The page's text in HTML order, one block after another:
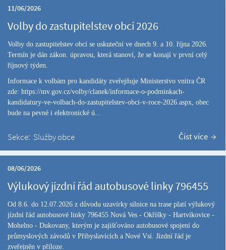
11/06/2026
Volby do zastupitelstev obcí 2026
Volby do zastupitelstev obcí se uskuteční ve dnech 9. a 10. října 2026.
Termín je dán zákon. úpravou, která stanoví, že se konají v první celý
říjnový týden.
Informace k volbám pro kandidáty zveřejňuje Ministerstvo vnitra ČR
zde: https://mv.gov.cz/volby/clanek/informace-o-podminkach-
kandidatury-ve-volbach-do-zastupitelstev-obci-v-roce-2026.aspx , obec
bude na pevné i elektronické ú...
Sekce: Služby obce Číst více
08/06/2026
Výlukový jízdní řád autobusové linky 796455
Od 8.6. do 12.07.2026 z důvodu uzavírky silnice na trase platí výlukový
jízdní řád autobusové linky 796455 Nová Ves - Okříšky - Hartvíkovice -
Mohelno - Dukovany, kterým je zajišťováno autobusové spojení do
průmyslových závodů v Přibyslavicích a Nové Vsi. Jízdní řád je
zveřejněn v příloze.